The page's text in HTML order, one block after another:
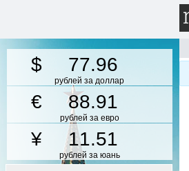
77.96
рублей за доллар
88.91
рублей за евро
11.51
рублей за юань